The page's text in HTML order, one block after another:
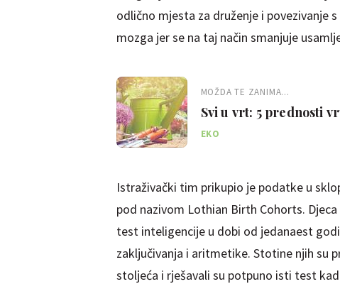
odlično mjesta za druženje i povezivanje
mozga jer se na taj način smanjuje
MOŽDA TE ZANIMA...
Svi u vrt: 5 prednosti
EKO
Istraživački tim prikupio je podatke u
pod nazivom Lothian Birth Cohorts.
test inteligencije u dobi od jedanaest
zaključivanja i aritmetike. Stotine njih su
stoljeća i rješavali su potpuno isti test